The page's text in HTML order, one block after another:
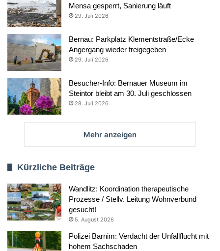
Mensa gesperrt, Sanierung läuft
29. Juli 2026
Bernau: Parkplatz Klementstraße/Ecke
Angergang wieder freigegeben
29. Juli 2026
Besucher-Info: Bernauer Museum im
Steintor bleibt am 30. Juli geschlossen
28. Juli 2026
Mehr anzeigen
Kürzliche Beiträge
Wandlitz: Koordination therapeutische
Prozesse / Stellv. Leitung Wohnverbund
gesucht!
5. August 2026
Polizei Barnim: Verdacht der Unfallflucht mit
hohem Sachschaden